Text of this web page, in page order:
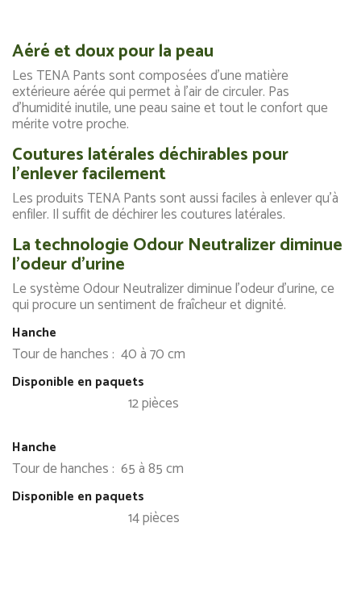
Aéré et doux pour la peau
Les TENA Pants sont composées d'une matière
extérieure aérée qui permet à l'air de circuler. Pas
d'humidité inutile, une peau saine et tout le confort que
mérite votre proche.
Coutures latérales déchirables pour
l'enlever facilement
Les produits TENA Pants sont aussi faciles à enlever qu'à
enfiler. Il suffit de déchirer les coutures latérales.
La technologie Odour Neutralizer diminue
l'odeur d'urine
Le système Odour Neutralizer diminue l'odeur d'urine, ce
qui procure un sentiment de fraîcheur et dignité.
Hanche
Tour de hanches : 40 à 70 cm
Disponible en paquets
12 pièces
Hanche
Tour de hanches : 65 à 85 cm
Disponible en paquets
14 pièces